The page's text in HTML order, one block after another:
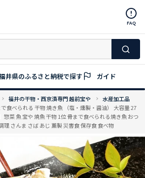
FAQ
井県のふるさと納税で探す ガイド
福井の干物・西京漬専門 越前宝や
水産加工品
食べられる 干物 焼き魚 （塩・燻製・醤油） 大容量 27
惣菜 魚 宝や 焼魚 干物 1位 骨まで食べられる焼き魚 おつ
理 さんま さば あじ 薫製 災害食 保存食 食べ物